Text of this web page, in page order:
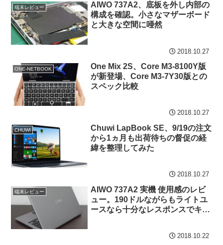
端末レビュー
AIWO 737A2、底板を外し内部の
構成を確認。小さなマザーボード
と大きな空間に唖然
2018.10.27
ONE-NETBOOK
One Mix 2S、Core M3-8100Y版
が新登場、Core M3-7Y30版との
スペック比較
2018.10.27
CHUWI
Chuwi LapBook SE、9/19の注文
から1ヵ月も出荷待ちの督促の経
緯を整理してみた
2018.10.27
端末レビュー
AIWO 737A2 実機 使用感のレビ
ュー。190ドルながらもライトユ
ースなら十分なレスポンスでキー
2018.10.22